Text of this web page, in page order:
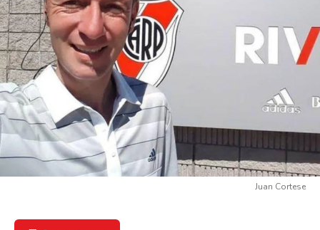
Juan Cortese